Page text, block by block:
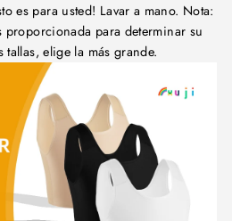
es para usted! Lavar a mano. Nota:
proporcionada para determinar su
tallas, elige la más grande.